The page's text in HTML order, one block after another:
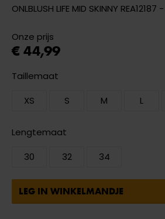
ONLBLUSH LIFE MID SKINNY
Onze prijs
€ 44,99
Taillemaat
XS
S M L
Lengtemaat
30
32 34
LEG IN WINKELMANDJE